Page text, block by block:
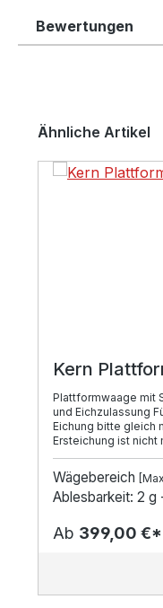
Bewertungen
Produktgalerie
Ähnliche Artikel
Kern
Plattformwaage mit
und Eichzulassung
Eichung bitte gleich
Ersteichung ist nicht
Wägebereich [Max]
Ablesbarkeit: 2 g
Ab 399,00 €*